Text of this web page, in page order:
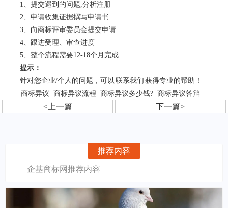
1、提交遇到的问题,分析注册
2、申请收集证据撰写申请书
3、向商标评审委员会提交申请
4、跟进受理、审查进度
5、整个流程需要12-18个月完成
提示：
针对您企业/个人的问题，可以 联系我们 获得专业的帮助！
商标异议
商标异议流程 商标异议多少钱? 商标异议答辩
<上一篇 下一篇>
推荐内容
企基商标网推荐内容